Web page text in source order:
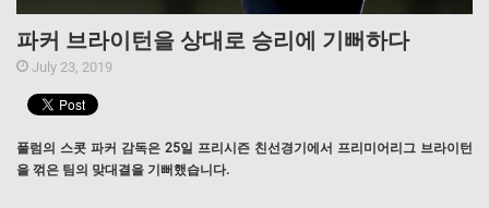
파커 브라이턴을 상대로 승리에 기뻐하다
July 23, 2019
풀럼의 스콧 파커 감독은 25일 프리시즌 친선경기에서 프리미어리그 브라이턴
을 꺾은 팀의 맞대결을 기뻐했습니다.